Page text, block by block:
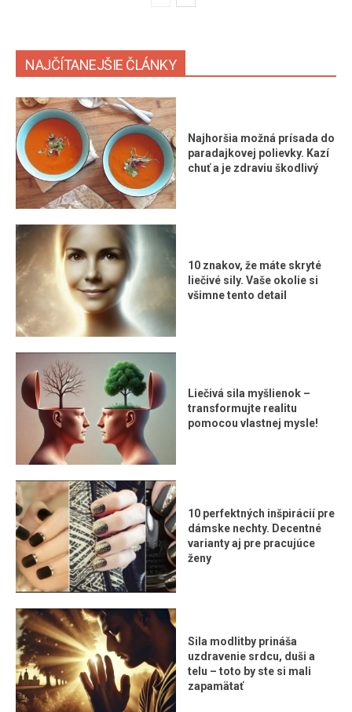
NAJČÍTANEJŠIE ČLÁNKY
Najhoršia možná prísada do
paradajkovej polievky. Kazí
chuť a je zdraviu škodlivý
10 znakov, že máte skryté
liečivé sily. Vaše okolie si
všimne tento detail
Liečivá sila myšlienok –
transformujte realitu
pomocou vlastnej mysle!
10 perfektných inšpirácií pre
dámske nechty. Decentné
varianty aj pre pracujúce
ženy
Sila modlitby prináša
uzdravenie srdcu, duši a
telu – toto by ste si mali
zapamätať